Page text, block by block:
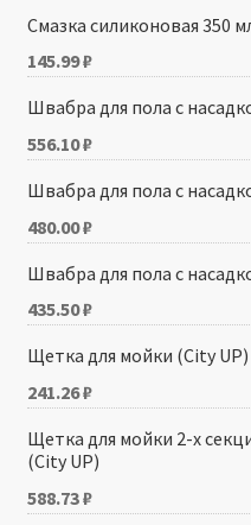
Смазка силиконовая 350
145.99₽
Швабра для пола с
556.10₽
Швабра для пола с
480.00₽
Швабра для пола с
435.50₽
Щетка для мойки (City UP)
241.26₽
Щетка для мойки 2-х
(City UP)
588.73₽